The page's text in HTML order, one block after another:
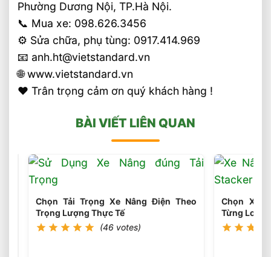
Phường Dương Nội, TP.Hà Nội.
📞 Mua xe: 098.626.3456
⚙️ Sửa chữa, phụ tùng: 0917.414.969
📧 anh.ht@vietstandard.vn
🌐 www.vietstandard.vn
❤️ Trân trọng cảm ơn quý khách hàng !
BÀI VIẾT LIÊN QUAN
Chọn Tải Trọng Xe Nâng Điện Theo
Trọng Lượng Thực Tế
(46 votes)
Chọn Xe
Từng Loại